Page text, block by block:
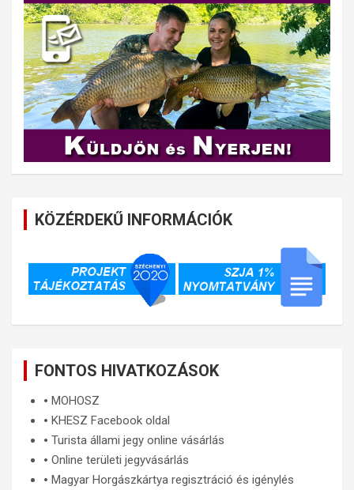
KÖZÉRDEKŰ INFORMÁCIÓK
FONTOS HIVATKOZÁSOK
🞄 MOHOSZ
🞄 KHESZ Facebook oldal
🞄 Turista állami jegy online vásárlás
🞄 Online területi jegyvásárlás
🞄 Magyar Horgászkártya regisztráció és igénylés